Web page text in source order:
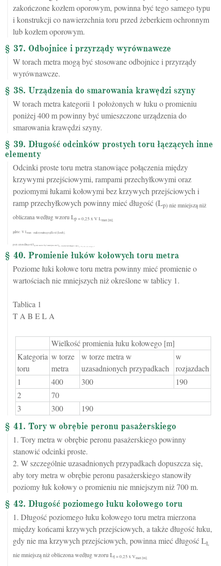
zakończone kozłem oporowym, powinna być tego samego typu
i konstrukcji co nawierzchnia toru przed żeberkiem ochronnym
lub kozłem oporowym.
§ 37. Odbojnice i przyrządy wyrównawcze
W torach metra mogą być stosowane odbojnice i przyrządy
wyrównawcze.
§ 38. Urządzenia do smarowania krawędzi szyny
W torach metra kategorii 1 położonych w łuku o promieniu
poniżej 400 m powinny być umieszczone urządzenia do
smarowania krawędzi szyny.
§ 39. Długość odcinków prostych toru łączących inne
elementy
Odcinki proste toru metra stanowiące połączenia między
krzywymi przejściowymi, rampami przechyłkowymi oraz
poziomymi łukami kołowymi bez krzywych przejściowych i
ramp przechyłkowych powinny mieć długość (Lp) nie mniejszą niż
obliczana według wzoru Lp = 0,25 x V Lmax [m],
gdzie: V Lmax - maksymalna prędkość [km/h],
przy czym długość Lp nie może być mniejsza niż Lp = 20 m dla torów kategorii 2 oraz L
§ 40. Promienie łuków kołowych toru metra
Poziome łuki kołowe toru metra powinny mieć promienie o
wartościach nie mniejszych niż określone w tablicy 1.
Tablica 1
T A B E L A
Wielkość promienia łuku kołowego [m]
Kategoria
toru
w torze
metra
w torze metra w
uzasadnionych przypadkach
w
rozjazdach
1
400 300
190
2
70
3
300 190
§ 41. Tory w obrębie peronu pasażerskiego
1. Tory metra w obrębie peronu pasażerskiego powinny
stanowić odcinki proste.
2. W szczególnie uzasadnionych przypadkach dopuszcza się,
aby tory metra w obrębie peronu pasażerskiego stanowiły
poziomy łuk kołowy o promieniu nie mniejszym niż 700 m.
§ 42. Długość poziomego łuku kołowego toru
1. Długość poziomego łuku kołowego toru metra mierzona
między końcami krzywych przejściowych, a także długość łuku,
gdy nie ma krzywych przejściowych, powinna mieć długość Lł,
nie mniejszą niż obliczona według wzoru Lł = 0,25 x Vmax [m],